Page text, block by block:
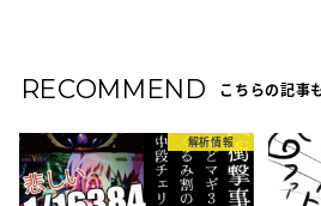
RECOMMEND こちらの記事
解析情報